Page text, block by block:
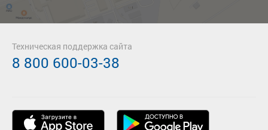
Техническая поддержка сайта
8 800 600-03-38